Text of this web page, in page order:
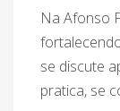
Na Afonso
se discute
pratica, se